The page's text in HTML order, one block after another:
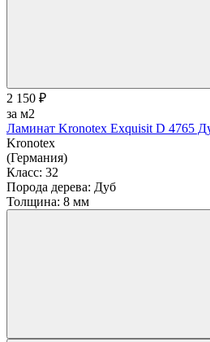
2 150 ₽
за м2
Ламинат Kronotex Exquisit D 4765
Kronotex
(Германия)
Класс: 32
Порода дерева: Дуб
Толщина: 8 мм